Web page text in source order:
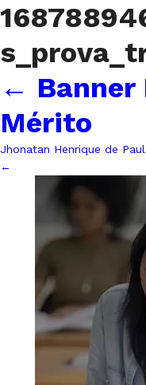
← Banner
Mérito
Jhonatan Henrique de
←